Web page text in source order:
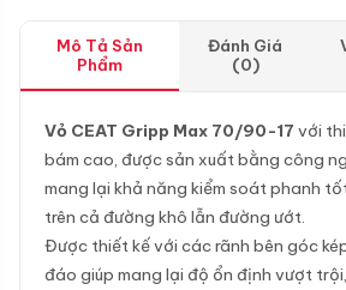
Mô Tả Sản
Phẩm
Đánh Giá
(0)
Vỏ CEAT Gripp Max 70/90-17 với
bám cao, được sản xuất bằng công
mang lại khả năng kiểm soát phanh
trên cả đường khô lẫn đường ướt.
Được thiết kế với các rãnh bên góc
đáo giúp mang lại độ ổn định vượt